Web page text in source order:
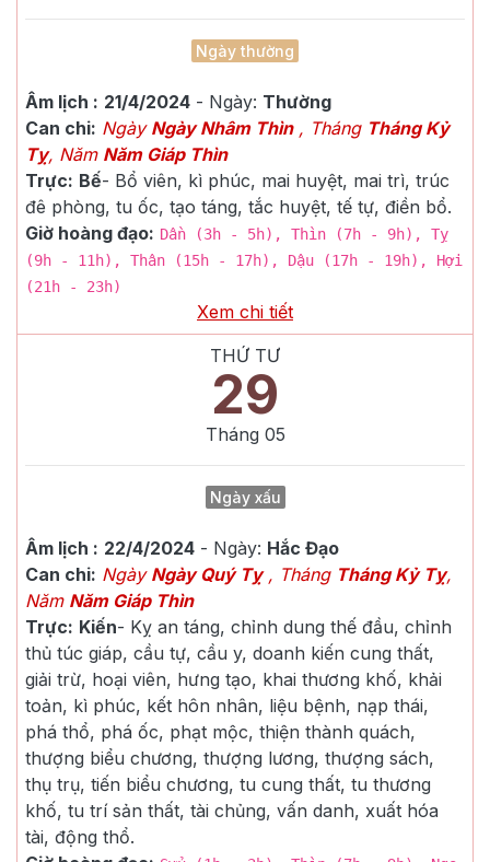
Ngày thường
Âm lịch : 21/4/2024- Ngày: Thường
Can chi: Ngày Ngày Nhâm Thìn, Tháng Tháng Kỷ
Tỵ, Năm Năm Giáp Thìn
Trực: Bế- Bổ viên, kì phúc, mai huyệt, mai trì, trúc
đê phòng, tu ốc, tạo táng, tắc huyệt, tế tự, điền bổ.
Giờ hoàng đạo: Dần (3h - 5h), Thìn (7h - 9h), Tỵ
(9h - 11h), Thân (15h - 17h), Dậu (17h - 19h), Hợi
(21h - 23h)
Xem chi tiết
THỨ TƯ
29
Tháng 05
Ngày xấu
Âm lịch : 22/4/2024- Ngày: Hắc Đạo
Can chi: Ngày Ngày Quý Tỵ, Tháng Tháng Kỷ Tỵ,
Năm Năm Giáp Thìn
Trực: Kiến- Kỵ an táng, chỉnh dung thế đầu, chỉnh
thủ túc giáp, cầu tự, cầu y, doanh kiến cung thất,
giải trừ, hoại viên, hưng tạo, khai thương khố, khải
toản, kì phúc, kết hôn nhân, liệu bệnh, nạp thái,
phá thổ, phá ốc, phạt mộc, thiện thành quách,
thượng biểu chương, thượng lương, thượng sách,
thụ trụ, tiến biểu chương, tu cung thất, tu thương
khố, tu trí sản thất, tài chủng, vấn danh, xuất hóa
tài, động thổ.